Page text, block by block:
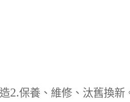
2.保養、維修、汰舊換新